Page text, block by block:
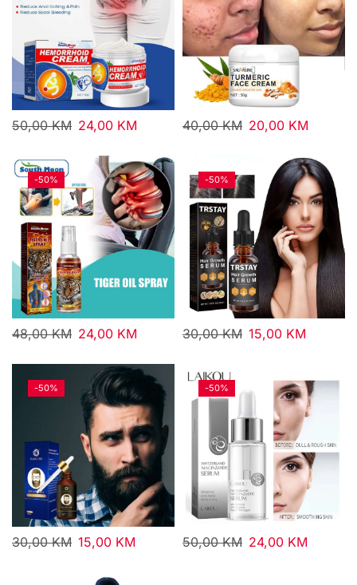
50,00KM 24,00 KM 40,00KM 20,00 KM
-50%
48,00KM 24,00 KM
-50%
30,00KM 15,00 KM
-50%
30,00KM 15,00 KM
-50%
50,00KM 24,00 KM